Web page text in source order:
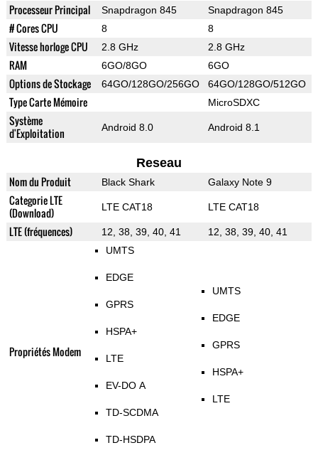
Processeur Principal Snapdragon 845 Snapdragon 845
# Cores CPU 8 8
Vitesse horloge CPU 2.8 GHz 2.8 GHz
RAM 6GO/8GO 6GO
Options de Stockage 64GO/128GO/256GO 64GO/128GO/512GO
Type Carte Mémoire MicroSDXC
Système
d'Exploitation
Android 8.0 Android 8.1
Reseau
Nom du Produit Black Shark Galaxy Note 9
Categorie LTE
(Download)
LTE CAT18 LTE CAT18
LTE (fréquences) 12, 38, 39, 40, 41 12, 38, 39, 40, 41
Propriétés Modem
UMTS
EDGE
GPRS
HSPA+
LTE
EV-DO A
TD-SCDMA
TD-HSDPA
UMTS
EDGE
GPRS
HSPA+
LTE